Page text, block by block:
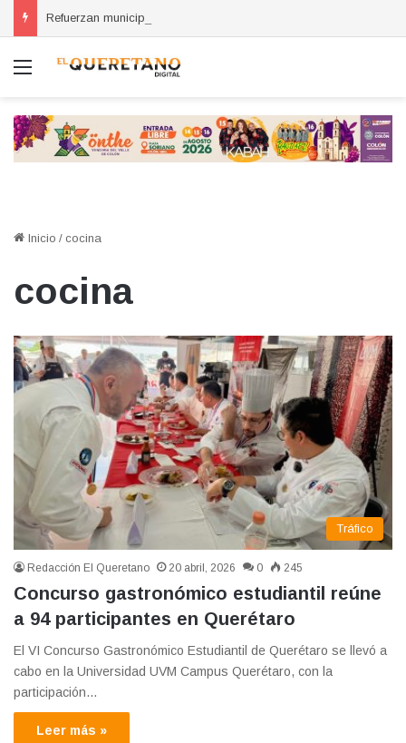
Menú
Inicio / cocina
cocina
Tráfico
Redacción El Queretano 20 abril, 2026 0 245
Concurso gastronómico estudiantil reúne
a 94 participantes en Querétaro
El VI Concurso Gastronómico Estudiantil de Querétaro se llevó a
cabo en la Universidad UVM Campus Querétaro, con la
participación…
Leer más »